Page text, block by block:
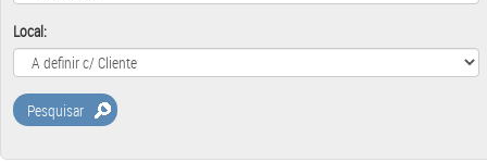
Local:
Pesquisar